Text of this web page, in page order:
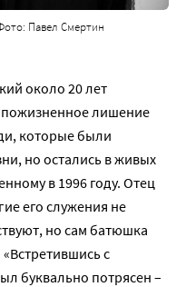
Павел Смертин
около 20 лет
лишение
которые были
но остались в живых
в 1996 году. Отец
его служения не
но сам батюшка
с
буквально потрясен –